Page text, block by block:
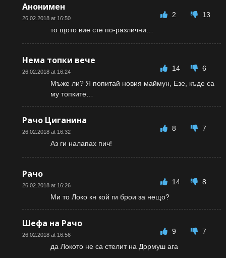
Анонимен
26.02.2018 at 16:50 2
13
то щото вие сте по-различни…
Нема топки вече
26.02.2018 at 16:24 14
6
Мъже ли? Я попитай новия маймун, Езе, къде са
му топките…
Рачо Циганина
26.02.2018 at 16:32 8
7
Аз ги налапах пич!
Рачо
26.02.2018 at 16:26 14
8
Ми то Локо кн кой ги брои за нещо?
Шефа на Рачо
26.02.2018 at 16:56 9
7
да Локото не са стелит на Дормуш ага